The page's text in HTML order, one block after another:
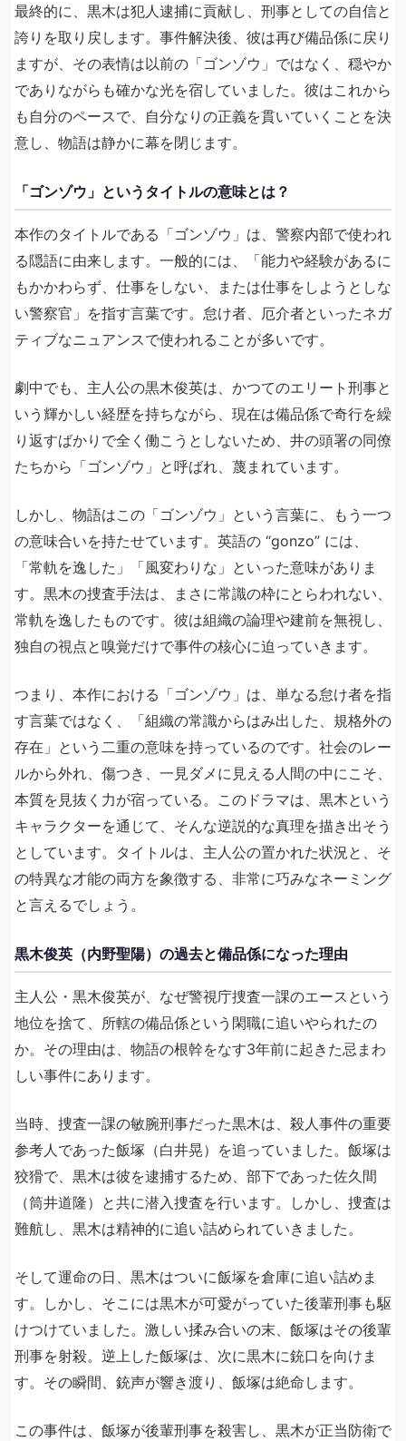
最終的に、黒木は犯人逮捕に貢献し、刑事としての自信と
誇りを取り戻します。事件解決後、彼は再び備品係に戻り
ますが、その表情は以前の「ゴンゾウ」ではなく、穏やか
でありながらも確かな光を宿していました。彼はこれから
も自分のペースで、自分なりの正義を貫いていくことを決
意し、物語は静かに幕を閉じます。
「ゴンゾウ」というタイトルの意味とは？
本作のタイトルである「ゴンゾウ」は、警察内部で使われ
る隠語に由来します。一般的には、「能力や経験があるに
もかかわらず、仕事をしない、または仕事をしようとしな
い警察官」を指す言葉です。怠け者、厄介者といったネガ
ティブなニュアンスで使われることが多いです。
劇中でも、主人公の黒木俊英は、かつてのエリート刑事と
いう輝かしい経歴を持ちながら、現在は備品係で奇行を繰
り返すばかりで全く働こうとしないため、井の頭署の同僚
たちから「ゴンゾウ」と呼ばれ、蔑まれています。
しかし、物語はこの「ゴンゾウ」という言葉に、もう一つ
の意味合いを持たせています。英語の “gonzo” には、
「常軌を逸した」「風変わりな」といった意味がありま
す。黒木の捜査手法は、まさに常識の枠にとらわれない、
常軌を逸したものです。彼は組織の論理や建前を無視し、
独自の視点と嗅覚だけで事件の核心に迫っていきます。
つまり、本作における「ゴンゾウ」は、単なる怠け者を指
す言葉ではなく、「組織の常識からはみ出した、規格外の
存在」という二重の意味を持っているのです。社会のレー
ルから外れ、傷つき、一見ダメに見える人間の中にこそ、
本質を見抜く力が宿っている。このドラマは、黒木という
キャラクターを通じて、そんな逆説的な真理を描き出そう
としています。タイトルは、主人公の置かれた状況と、そ
の特異な才能の両方を象徴する、非常に巧みなネーミング
と言えるでしょう。
黒木俊英（内野聖陽）の過去と備品係になった理由
主人公・黒木俊英が、なぜ警視庁捜査一課のエースという
地位を捨て、所轄の備品係という閑職に追いやられたの
か。その理由は、物語の根幹をなす3年前に起きた忌まわ
しい事件にあります。
当時、捜査一課の敏腕刑事だった黒木は、殺人事件の重要
参考人であった飯塚（白井晃）を追っていました。飯塚は
狡猾で、黒木は彼を逮捕するため、部下であった佐久間
（筒井道隆）と共に潜入捜査を行います。しかし、捜査は
難航し、黒木は精神的に追い詰められていきました。
そして運命の日、黒木はついに飯塚を倉庫に追い詰めま
す。しかし、そこには黒木が可愛がっていた後輩刑事も駆
けつけていました。激しい揉み合いの末、飯塚はその後輩
刑事を射殺。逆上した飯塚は、次に黒木に銃口を向けま
す。その瞬間、銃声が響き渡り、飯塚は絶命します。
この事件は、飯塚が後輩刑事を殺害し、黒木が正当防衛で